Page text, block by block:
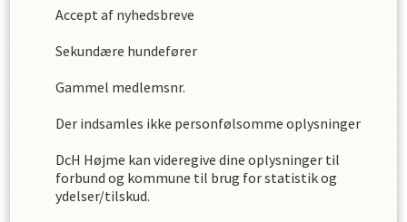
Accept af nyhedsbreve
Sekundære hundefører
Gammel medlemsnr.
Der indsamles ikke personfølsomme oplysninger
DcH Højme kan videregive dine oplysninger til
forbund og kommune til brug for statistik og
ydelser/tilskud.